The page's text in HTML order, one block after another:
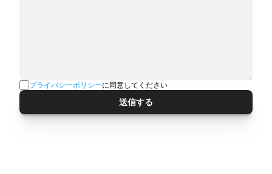
プライバシーポリシーに同意してください
送信する